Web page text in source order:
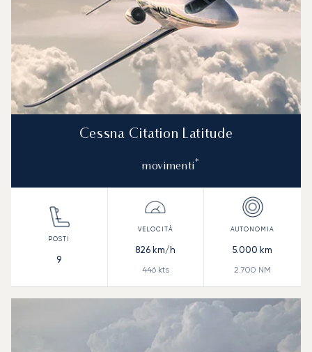
Cessna Citation Latitude
movimenti*
9
826 km/h
446kts
5.000 km
2.700 NM